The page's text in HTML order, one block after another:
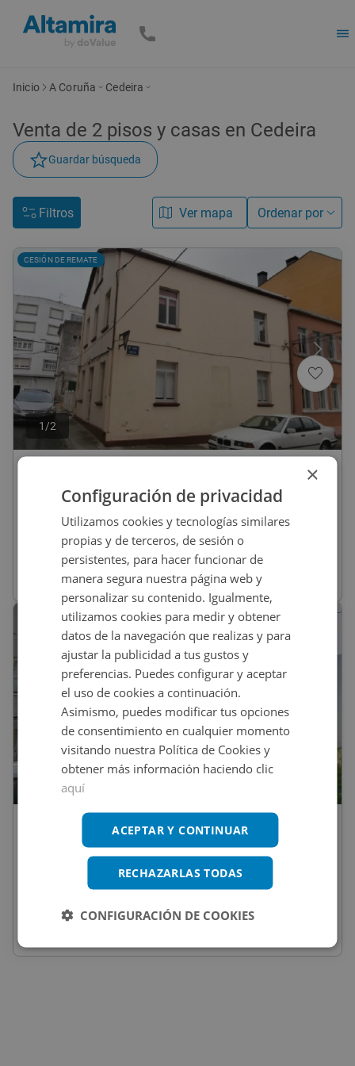
Inicio A Coruña Cedeira
Venta de 2 pisos y casas en Cedeira
Guardar búsqueda
Filtros Ver mapa Ordenar por
1 /2
CESIÓN DE REMATE
Chalet En Venta En PAZ, 3, Cedeira
9186_0514_PE0001
m2
CESIÓN DE REMATE
€
Chalet En Venta En RIO PONTIGAS, 1,
×
Configuración de privacidad
Utilizamos cookies y tecnologías similares
propias y de terceros, de sesión o
persistentes, para hacer funcionar de
manera segura nuestra página web y
personalizar su contenido. Igualmente,
utilizamos cookies para medir y obtener
datos de la navegación que realizas y para
ajustar la publicidad a tus gustos y
preferencias. Puedes configurar y aceptar
el uso de cookies a continuación.
Asimismo, puedes modificar tus opciones
de consentimiento en cualquier momento
visitando nuestra Política de Cookies y
obtener más información haciendo clic
aquí
ACEPTAR Y CONTINUAR
RECHAZARLAS TODAS
CONFIGURACIÓN DE COOKIES